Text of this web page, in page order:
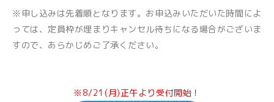
※申し込みは先着順となります。お申込みいただいた時間によ
っては、定員枠が埋まりキャンセル待ちになる場合がございま
すので、あらかじめご了承ください。
※8/21(月)正午より受付開始！